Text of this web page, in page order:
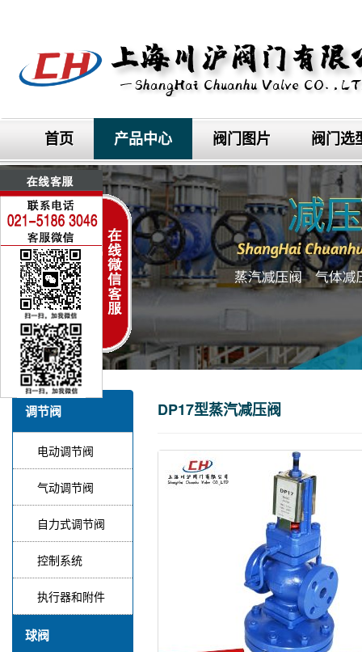
首页 产品中心 阀门图片 阀门选
调节阀
电动调节阀
气动调节阀
自力式调节阀
控制系统
执行器和附件
球阀
DP17型蒸汽减压阀